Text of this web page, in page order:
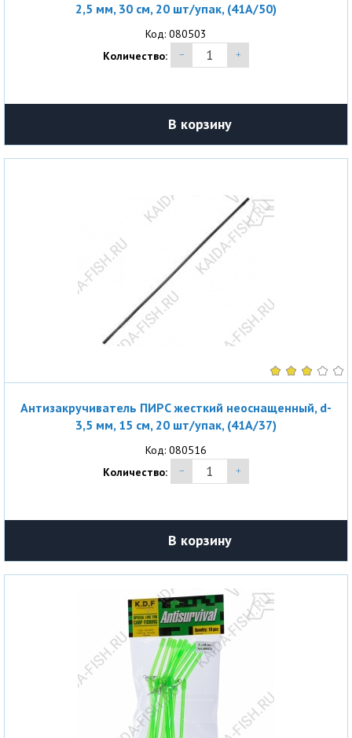
2,5 мм, 30 см, 20 шт/упак, (41A/50)
Код: 080503
Количество:
В корзину
Антизакручиватель ПИРС жесткий неоснащенный, d-
3,5 мм, 15 см, 20 шт/упак, (41A/37)
Код: 080516
Количество:
В корзину